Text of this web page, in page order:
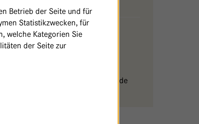
und
de
Betrieb der Seite und für
Statistikzwecken, für
welche Kategorien Sie
der Seite zur